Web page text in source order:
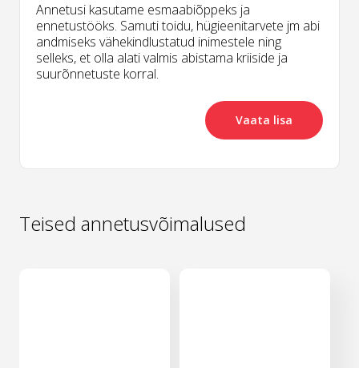
Annetusi kasutame esmaabiõppeks ja
ennetustööks. Samuti toidu, hügieenitarvete jm abi
andmiseks vähekindlustatud inimestele ning
selleks, et olla alati valmis abistama kriiside ja
suurõnnetuste korral.
Vaata lisa
Teised annetusvõimalused